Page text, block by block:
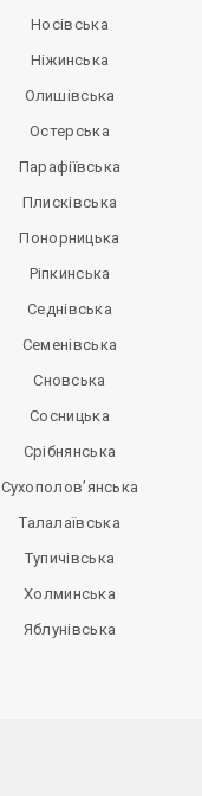
Носівська
Ніжинська
Олишівська
Остерська
Парафіївська
Плисківська
Понорницька
Ріпкинська
Седнівська
Семенівська
Сновська
Сосницька
Срібнянська
Сухополов’янська
Талалаївська
Тупичівська
Холминська
Яблунівська